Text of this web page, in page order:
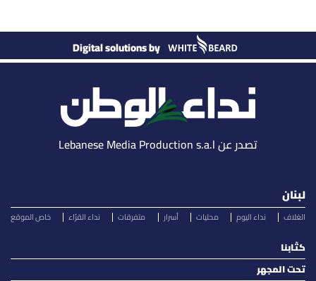
Digital solutions by
تصدر عن Lebanese Media Production s.a.l
لبنان
الغلاف نداء اليوم محليات أسرار متفرقات نداء القرّاء خاص الموقع
كتّابنا
تحت المجهر